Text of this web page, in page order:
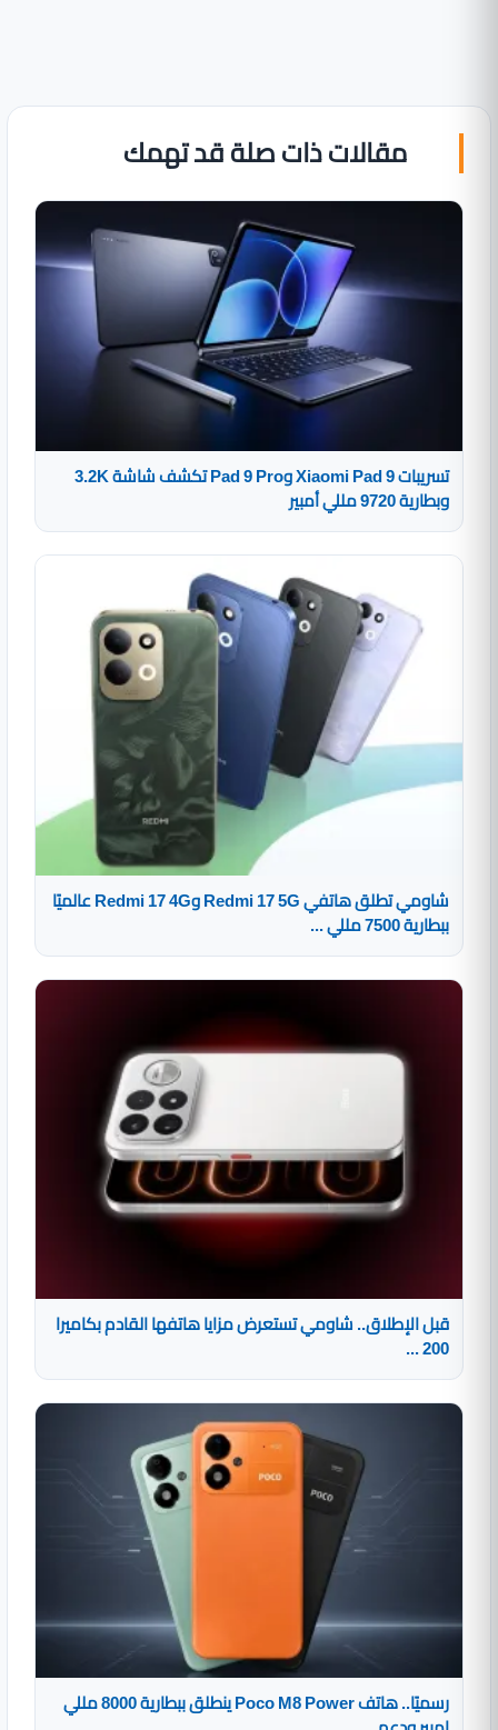
مقالات ذات صلة قد تهمك
تسريبات Xiaomi Pad 9 وPad 9 Pro تكشف شاشة 3.2K
وبطارية 9720 مللي أمبير
شاومي تطلق هاتفي Redmi 17 5G وRedmi 17 4G عالميًا
ببطارية 7500 مللي ...
قبل الإطلاق.. شاومي تستعرض مزايا هاتفها القادم بكاميرا
200 ...
رسميًا.. هاتف Poco M8 Power ينطلق ببطارية 8000 مللي